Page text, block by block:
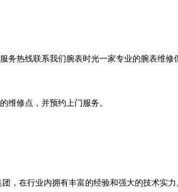
前预约）
务热线联系我们腕表时光一家专业的腕表维修
维修点，并预约上门服务。
，在行业内拥有丰富的经验和强大的技术实力